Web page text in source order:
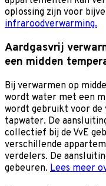
oplossing zijn voor
infraroodverwarming.
Aardgasvrij
een midden
Bij verwarmen op
wordt water met een
wordt gebruikt voor de
tapwater. De
collectief bij de VvE
verschillende
verdelers. De
gebeuren. Lees meer